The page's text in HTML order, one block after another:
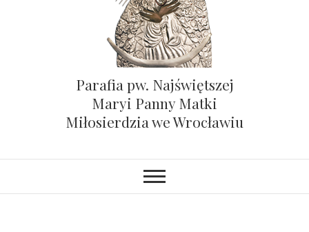
Parafia pw. Najświętszej
Maryi Panny Matki
Miłosierdzia we Wrocławiu